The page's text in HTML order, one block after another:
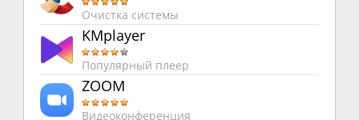
Очистка системы
KMplayer
Популярный плеер
ZOOM
Видеоконференция